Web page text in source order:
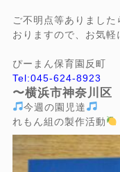
ご不明点等ありまし
おりますので、お気軽
ぴーまん保育園反町
Tel:045-624-8923
〜横浜市神奈川
今週の園児達
れもん組の製作活動